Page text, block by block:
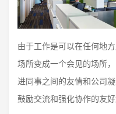
由于工作是可以在任何地
场所变成一个会见的场所
进同事之间的友情和公司
鼓励交流和强化协作的友好